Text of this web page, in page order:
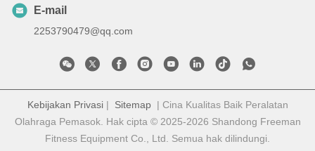
E-mail
2253790479@qq.com
Kebijakan Privasi| Sitemap| Cina Kualitas Baik Peralatan
Olahraga Pemasok. Hak cipta © 2025-2026 Shandong Freeman
Fitness Equipment Co., Ltd. Semua hak dilindungi.